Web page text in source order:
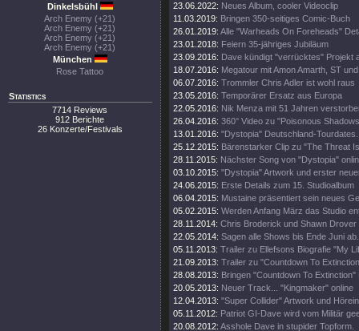
Dinkelsbühl
Arch Enemy (+21)
Arch Enemy (+21)
Arch Enemy (+21)
Arch Enemy (+21)
München
Rose Tattoo
Statistics
7714 Reviews
912 Berichte
26 Konzerte/Festivals
23.06.2022: Neues Album, cooler Videoclip
11.03.2019: Bringen 350-seitiges Comic-Buch
26.01.2019: Alle "Warheads On Foreheads"
23.01.2018: Feiern 35-jähriges Jubiläum
23.09.2016: Dave kündigt "verrücktes" Projekt
18.07.2016: Megatour mit Amon Amarth, ST
06.07.2016: Trommler Chris Adler ist wohl raus
23.05.2016: Temporärer Ersatz aus Europa
22.05.2016: Nik Menza mit 51 Jahren
26.04.2016: 360° Video zu "Poisonous
13.01.2016: "Dystopia" Deutschland-Tourdates.
25.12.2015: Bärenstarker Clip zu "The Threat
28.11.2015: Nächster Song von "Dystopia"
03.10.2015: "Dystopia" Artwork und erster
24.06.2015: Erste Details zum 15. Studioalbum
06.04.2015: Mustaine präsentiert sein neues
05.02.2015: Werden Anfang März das Studio
28.11.2014: Chris Broderick und Shawn
22.05.2014: Sagen alle Shows bis Ende Juni ab.
05.11.2013: Trailer zu Ellefsons Biografie "My
21.09.2013: Trailer zu "Countdown To
28.08.2013: Bringen "Countdown To Extinction"
20.05.2013: Neuer Track... "Kingmaker" online
12.04.2013: "Super Collider" Artwork und
05.11.2012: Patriot GI-Dave wird vom Militär
20.08.2012: Asshole Dave in stupider Topform.